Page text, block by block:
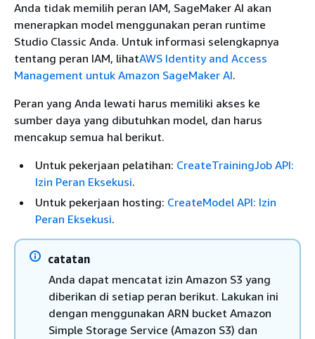
Anda tidak memilih peran IAM, SageMaker AI akan
menerapkan model menggunakan peran runtime
Studio Classic Anda. Untuk informasi selengkapnya
tentang peran IAM, lihatAWS Identity and Access
Management untuk Amazon SageMaker AI.
Peran yang Anda lewati harus memiliki akses ke
sumber daya yang dibutuhkan model, dan harus
mencakup semua hal berikut.
Untuk pekerjaan pelatihan: CreateTrainingJob API:
Izin Peran Eksekusi.
Untuk pekerjaan hosting: CreateModel API: Izin
Peran Eksekusi.
catatan
Anda dapat mencatat izin Amazon S3 yang
diberikan di setiap peran berikut. Lakukan ini
dengan menggunakan ARN bucket Amazon
Simple Storage Service (Amazon S3) dan